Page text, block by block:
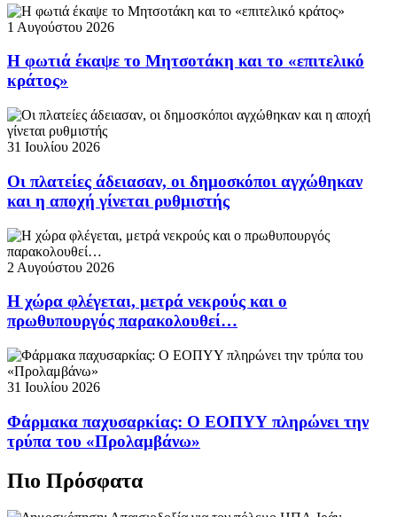
1 Αυγούστου 2026
Η φωτιά έκαψε το Μητσοτάκη και το «επιτελικό
κράτος»
31 Ιουλίου 2026
Οι πλατείες άδειασαν, οι δημοσκόποι αγχώθηκαν
και η αποχή γίνεται ρυθμιστής
2 Αυγούστου 2026
Η χώρα φλέγεται, μετρά νεκρούς και ο
πρωθυπουργός παρακολουθεί…
31 Ιουλίου 2026
Φάρμακα παχυσαρκίας: Ο ΕΟΠΥΥ πληρώνει την
τρύπα του «Προλαμβάνω»
Πιο Πρόσφατα